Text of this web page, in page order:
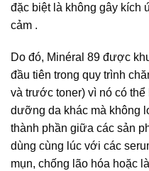
đặc biệt là không gây kích
cảm .
Do đó, Minéral 89 được
đầu tiên trong quy trình
và trước toner) vì nó có
dưỡng da khác mà không
thành phần giữa các sản
dùng cùng lúc với các
mụn, chống lão hóa hoặc